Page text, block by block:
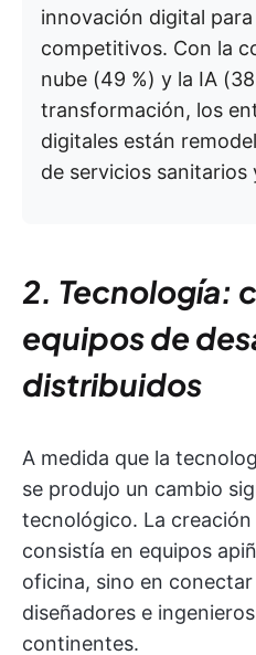
innovación digital
competitivos. Con la
nube (49 %) y la IA
transformación, los
digitales están
de servicios sanitarios
2. Tecnología:
equipos de
distribuidos
A medida que la
se produjo un cambio
tecnológico. La
consistía en equipos
oficina, sino en
diseñadores e
continentes.